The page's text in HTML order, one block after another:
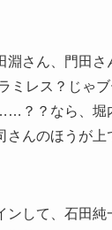
淵さん、門田さ
ミレス？じゃ
？？なら、堀
さんのほうが上
ンして、石田純